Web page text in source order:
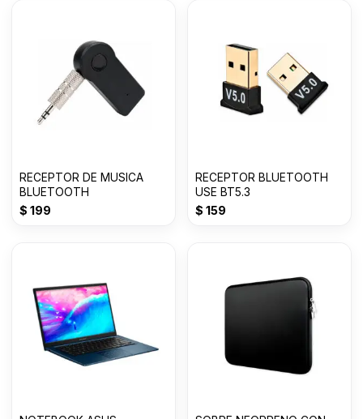
RECEPTOR DE MUSICA
BLUETOOTH
$ 199
RECEPTOR BLUETOOTH
USE BT5.3
$ 159